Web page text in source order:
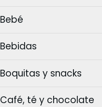
Bebé
Bebidas
Boquitas y snacks
Café, té y chocolate